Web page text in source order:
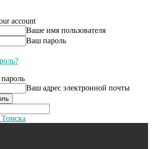
account
Ваше имя пользователя
Ваш пароль
Ваш адрес электронной почты